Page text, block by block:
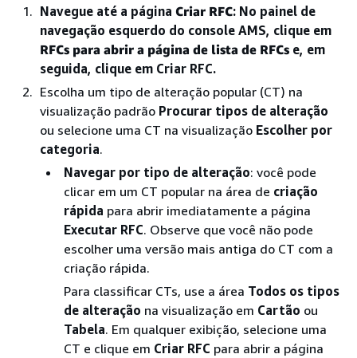
Navegue até a página Criar RFC: No painel de
navegação esquerdo do console AMS, clique em
RFCs para abrir a página de lista de RFCs e, em
seguida, clique em Criar RFC.
Escolha um tipo de alteração popular (CT) na
visualização padrão Procurar tipos de alteração
ou selecione uma CT na visualização Escolher por
categoria.
Navegar por tipo de alteração: você pode
clicar em um CT popular na área de criação
rápida para abrir imediatamente a página
Executar RFC. Observe que você não pode
escolher uma versão mais antiga do CT com a
criação rápida.
Para classificar CTs, use a área Todos os tipos
de alteração na visualização em Cartão ou
Tabela. Em qualquer exibição, selecione uma
CT e clique em Criar RFC para abrir a página